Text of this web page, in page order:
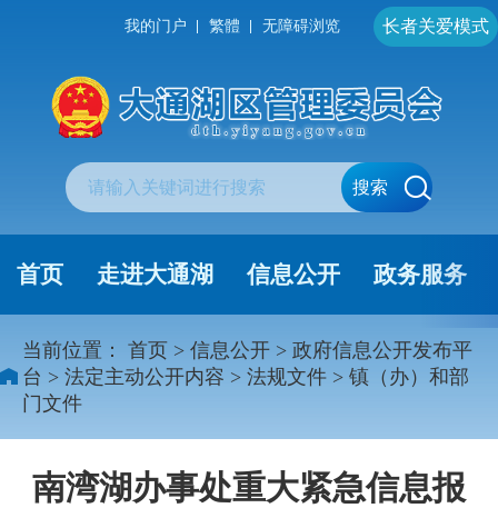
我的门户 繁體 无障碍浏览 长者关爱模式
搜索
首页 走进大通湖 信息公开 政务服务
当前位置： 首页 > 信息公开 > 政府信息公开发布平
台 > 法定主动公开内容 > 法规文件 > 镇（办）和部
门文件
南湾湖办事处重大紧急信息报